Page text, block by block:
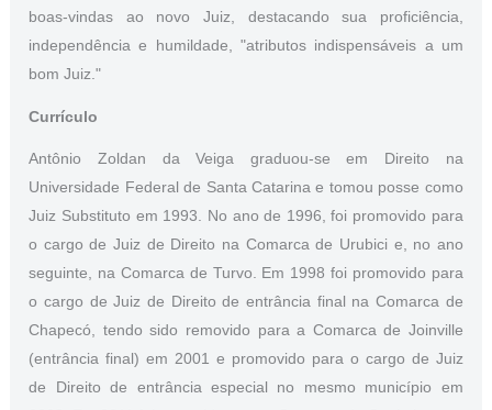
boas-vindas ao novo Juiz, destacando sua proficiência,
independência e humildade, "atributos indispensáveis a um
bom Juiz."
Currículo
Antônio Zoldan da Veiga graduou-se em Direito na
Universidade Federal de Santa Catarina e tomou posse como
Juiz Substituto em 1993. No ano de 1996, foi promovido para
o cargo de Juiz de Direito na Comarca de Urubici e, no ano
seguinte, na Comarca de Turvo. Em 1998 foi promovido para
o cargo de Juiz de Direito de entrância final na Comarca de
Chapecó, tendo sido removido para a Comarca de Joinville
(entrância final) em 2001 e promovido para o cargo de Juiz
de Direito de entrância especial no mesmo município em